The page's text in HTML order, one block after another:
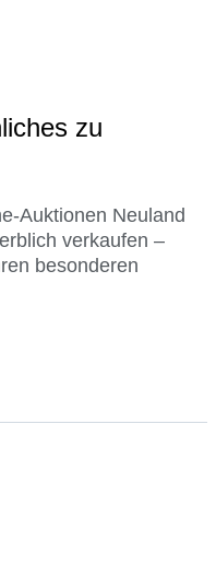
zu
Auktionen Neuland
verkaufen –
besonderen